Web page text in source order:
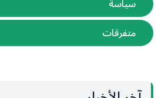
سياسة
متفرقات